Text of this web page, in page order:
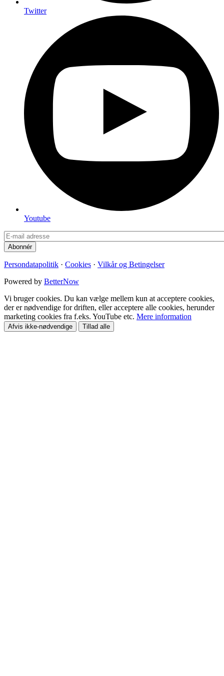
Twitter
Youtube
Persondatapolitik · Cookies · Vilkår og Betingelser
Powered by BetterNow
Vi bruger cookies. Du kan vælge mellem kun at acceptere cookies,
der er nødvendige for driften, eller acceptere alle cookies, herunder
marketing cookies fra f.eks. YouTube etc. Mere information
Afvis ikke-nødvendige Tillad alle